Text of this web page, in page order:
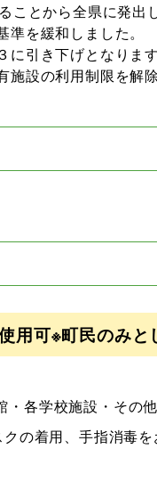
ことから全県に発出
を緩和しました。
引き下げとなります
設の利用制限を解除
可※町民のみと
各学校施設・その
の着用、手指消毒を